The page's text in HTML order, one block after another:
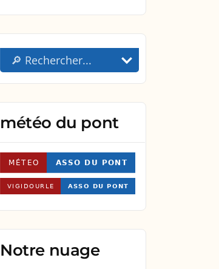
météo du pont
Notre nuage